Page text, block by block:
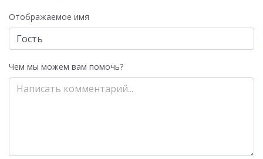
Отображаемое имя
Чем мы можем вам помочь?